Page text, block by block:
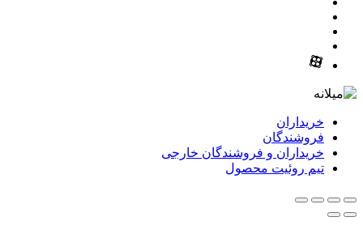
خریداران
فروشندگان
خریداران و فروشندگان خارجی
تیم روئیت محصول